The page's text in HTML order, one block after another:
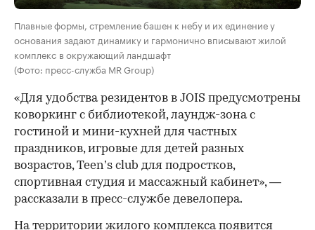
Плавные формы, стремление башен к небу и их единение у
основания задают динамику и гармонично вписывают жилой
комплекс в окружающий ландшафт
(Фото: пресс-служба MR Group)
«Для удобства резидентов в JOIS предусмотрены
коворкинг с библиотекой, лаундж-зона с
гостиной и мини-кухней для частных
праздников, игровые для детей разных
возрастов, Teen’s club для подростков,
спортивная студия и массажный кабинет», —
рассказали в пресс-службе девелопера.
На территории жилого комплекса появится